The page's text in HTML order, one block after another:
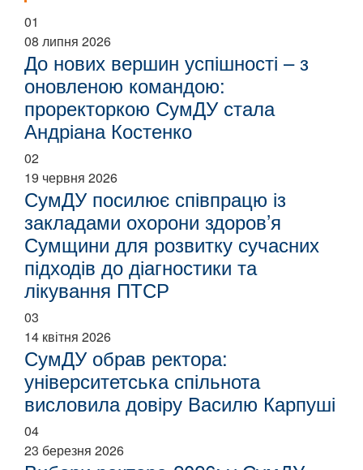
01
08 липня 2026
До нових вершин успішності – з
оновленою командою:
проректоркою СумДУ стала
Андріана Костенко
02
19 червня 2026
СумДУ посилює співпрацю із
закладами охорони здоров’я
Сумщини для розвитку сучасних
підходів до діагностики та
лікування ПТСР
03
14 квітня 2026
СумДУ обрав ректора:
університетська спільнота
висловила довіру Василю Карпуші
04
23 березня 2026